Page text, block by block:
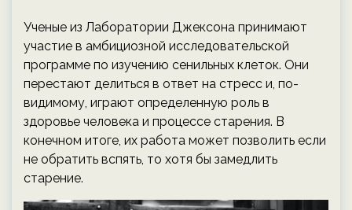
Ученые из Лаборатории Джексона принимают
участие в амбициозной исследовательской
программе по изучению сенильных клеток. Они
перестают делиться в ответ на стресс и, по-
видимому, играют определенную роль в
здоровье человека и процессе старения. В
конечном итоге, их работа может позволить если
не обратить вспять, то хотя бы замедлить
старение.